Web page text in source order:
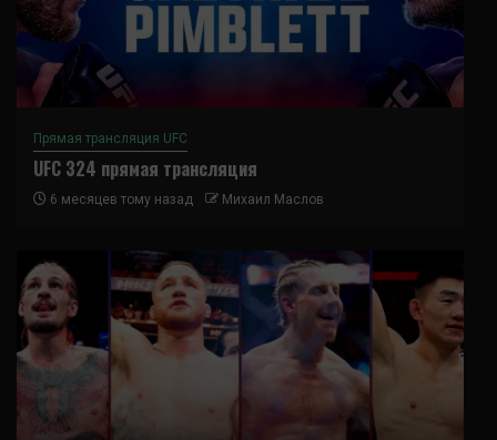
Прямая трансляция UFC
UFC 324 прямая трансляция
6 месяцев тому назад Михаил Маслов